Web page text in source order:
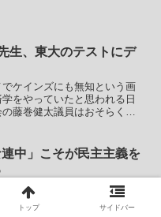
生、東大のテストにデ
ケインズにも無知という画
をやっていたと思われる日
藤巻健太議員はおそらく三
するためにしつこくツイート
いました。そ...
連中」こそが民主主義を
は９月２３日の中国新聞の記
ーンショットです。広島で国
モをやっていたようなのです
トップ サイドバー